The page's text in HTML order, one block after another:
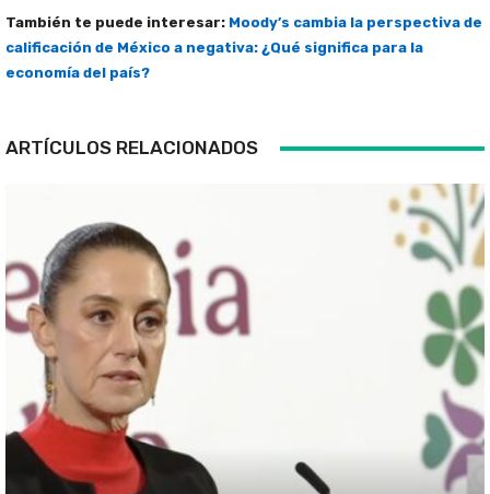
También te puede interesar: Moody’s cambia la perspectiva de
calificación de México a negativa: ¿Qué significa para la
economía del país?
ARTÍCULOS RELACIONADOS